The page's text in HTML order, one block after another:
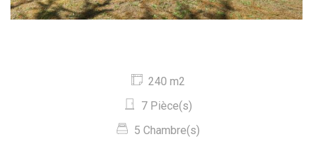
240 m2
7 Pièce(s)
5 Chambre(s)